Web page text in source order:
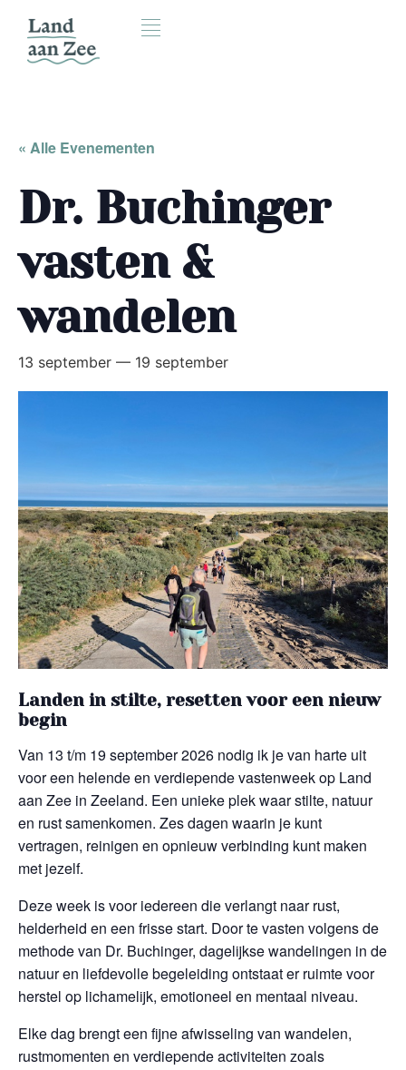
« Alle Evenementen
Dr. Buchinger
vasten &
wandelen
13 september — 19 september
Landen in stilte, resetten voor een nieuw
begin
Van 13 t/m 19 september 2026 nodig ik je van harte uit
voor een helende en verdiepende vastenweek op Land
aan Zee in Zeeland. Een unieke plek waar stilte, natuur
en rust samenkomen. Zes dagen waarin je kunt
vertragen, reinigen en opnieuw verbinding kunt maken
met jezelf.
Deze week is voor iedereen die verlangt naar rust,
helderheid en een frisse start. Door te vasten volgens de
methode van Dr. Buchinger, dagelijkse wandelingen in de
natuur en liefdevolle begeleiding ontstaat er ruimte voor
herstel op lichamelijk, emotioneel en mentaal niveau.
Elke dag brengt een fijne afwisseling van wandelen,
rustmomenten en verdiepende activiteiten zoals